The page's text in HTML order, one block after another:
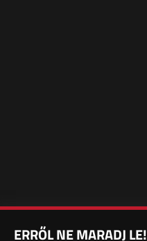
ERRŐL NE MARADJ LE!